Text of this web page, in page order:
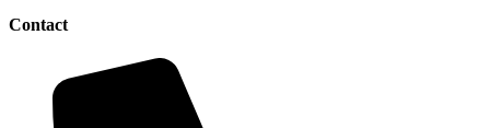
Contact